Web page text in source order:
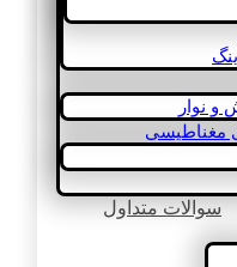
و نوار
مغناطیسی
سوالات متداول